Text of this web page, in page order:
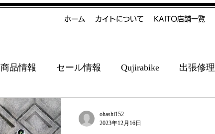
ホーム カイトについて KAITO店舗一覧
商品情報 セール情報 Qujirabike 出張修理
ohashi152
2023年12月16日